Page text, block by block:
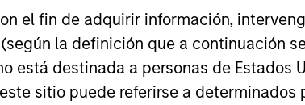
el fin de adquirir información,
(según la definición que a continuación
está destinada a personas de Estados
sitio puede referirse a